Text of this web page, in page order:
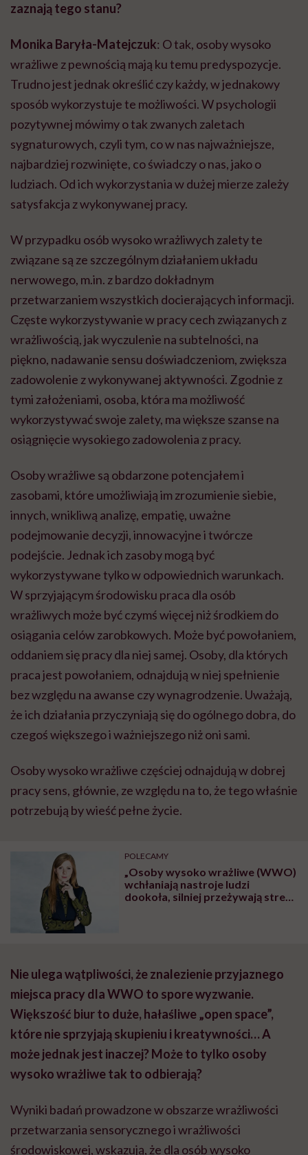
zaznają tego stanu?
Monika Baryła-Matejczuk: O tak, osoby wysoko
wrażliwe z pewnością mają ku temu predyspozycje.
Trudno jest jednak określić czy każdy, w jednakowy
sposób wykorzystuje te możliwości. W psychologii
pozytywnej mówimy o tak zwanych zaletach
sygnaturowych, czyli tym, co w nas najważniejsze,
najbardziej rozwinięte, co świadczy o nas, jako o
ludziach. Od ich wykorzystania w dużej mierze zależy
satysfakcja z wykonywanej pracy.
W przypadku osób wysoko wrażliwych zalety te
związane są ze szczególnym działaniem układu
nerwowego, m.in. z bardzo dokładnym
przetwarzaniem wszystkich docierających informacji.
Częste wykorzystywanie w pracy cech związanych z
wrażliwością, jak wyczulenie na subtelności, na
piękno, nadawanie sensu doświadczeniom, zwiększa
zadowolenie z wykonywanej aktywności. Zgodnie z
tymi założeniami, osoba, która ma możliwość
wykorzystywać swoje zalety, ma większe szanse na
osiągnięcie wysokiego zadowolenia z pracy.
Osoby wrażliwe są obdarzone potencjałem i
zasobami, które umożliwiają im zrozumienie siebie,
innych, wnikliwą analizę, empatię, uważne
podejmowanie decyzji, innowacyjne i twórcze
podejście. Jednak ich zasoby mogą być
wykorzystywane tylko w odpowiednich warunkach.
W sprzyjającym środowisku praca dla osób
wrażliwych może być czymś więcej niż środkiem do
osiągania celów zarobkowych. Może być powołaniem,
oddaniem się pracy dla niej samej. Osoby, dla których
praca jest powołaniem, odnajdują w niej spełnienie
bez względu na awanse czy wynagrodzenie. Uważają,
że ich działania przyczyniają się do ogólnego dobra, do
czegoś większego i ważniejszego niż oni sami.
Osoby wysoko wrażliwe częściej odnajdują w dobrej
pracy sens, głównie, ze względu na to, że tego właśnie
potrzebują by wieść pełne życie.
POLECAMY
„Osoby wysoko wrażliwe (WWO)
wchłaniają nastroje ludzi
dookoła, silniej przeżywają stres,
Nie ulega wątpliwości, że znalezienie przyjaznego
miejsca pracy dla WWO to spore wyzwanie.
Większość biur to duże, hałaśliwe „open space”,
które nie sprzyjają skupieniu i kreatywności… A
może jednak jest inaczej? Może to tylko osoby
wysoko wrażliwe tak to odbierają?
Wyniki badań prowadzone w obszarze wrażliwości
przetwarzania sensorycznego i wrażliwości
środowiskowej, wskazują, że dla osób wysoko